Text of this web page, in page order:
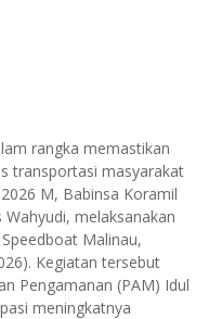
rangka memastikan
transportasi masyarakat
M, Babinsa Koramil
melaksanakan
Malinau,
Kegiatan tersebut
Pengamanan (PAM) Idul
meningkatnya